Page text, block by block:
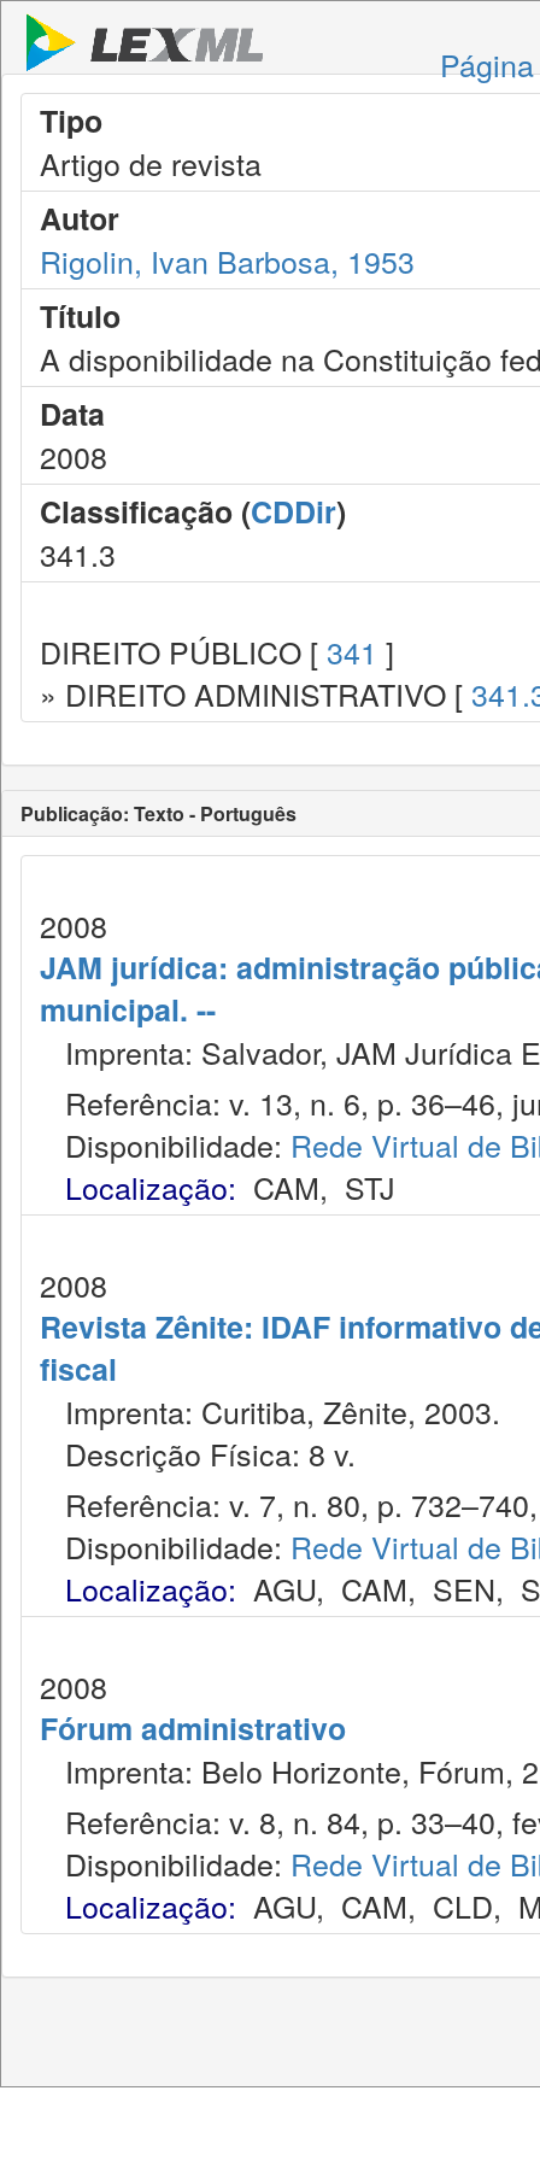
Tipo
Artigo de revista
Autor
Rigolin, Ivan Barbosa, 1953
Título
A disponibilidade na Constituição
Data
2008
Classificação (CDDir)
341.3
DIREITO PÚBLICO [ 341 ]
» DIREITO ADMINISTRATIVO [
Publicação: Texto - Português
2008
JAM jurídica: administração
municipal. --
Imprenta: Salvador, JAM Jurídica
Referência: v. 13, n. 6, p. 36–46,
Disponibilidade: Rede Virtual de
Localização: CAM, STJ
2008
Revista Zênite: IDAF informativo
fiscal
Imprenta: Curitiba, Zênite, 2003.
Descrição Física: 8 v.
Referência: v. 7, n. 80, p.
Disponibilidade: Rede Virtual de
Localização: AGU, CAM, SEN,
2008
Fórum administrativo
Imprenta: Belo Horizonte, Fórum,
Referência: v. 8, n. 84, p. 33–40,
Disponibilidade: Rede Virtual de
Localização: AGU, CAM, CLD,